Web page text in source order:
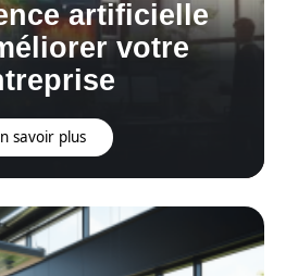
artificielle
votre
savoir plus